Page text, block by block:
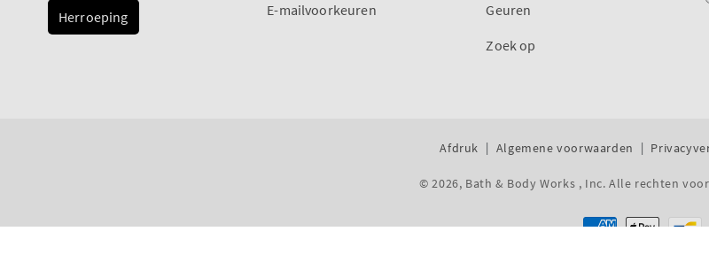
Herroeping
E-mailvoorkeuren
Geuren
Zoek op
Afdruk Algemene voorwaarden
© 2026, Bath & Body Works , Inc. Alle rechten
Betaalmethoden